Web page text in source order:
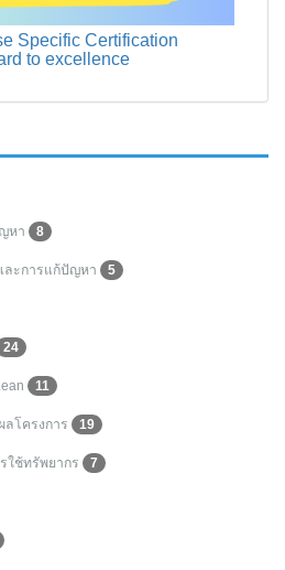
Specific Certification
to excellence
หา 8
ละการแก้ปัญหา 5
24
11
ลโครงการ 19
ใช้ทรัพยากร 7